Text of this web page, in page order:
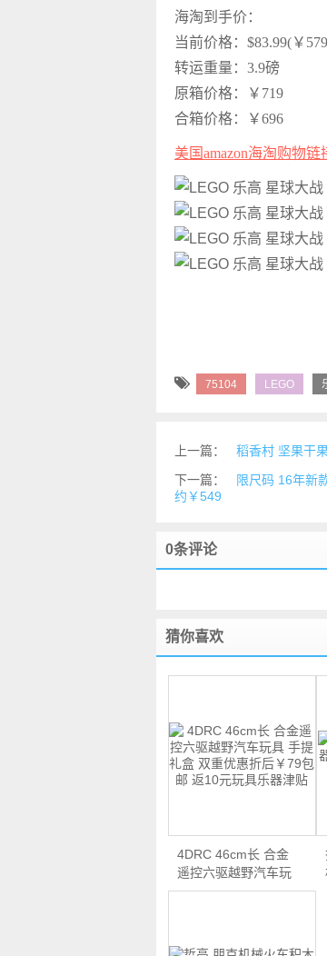
海淘到手价：
当前价格：$83.99(￥
转运重量：3.9磅
原箱价格：￥719
合箱价格：￥696
美国amazon海淘购物链
75104 LEGO
上一篇：
稻香村 坚果干
下一篇：
限尺码 16年新
约￥549
0条评论
猜你喜欢
4DRC 46cm长 合金
遥控六驱越野汽车玩
具 手…